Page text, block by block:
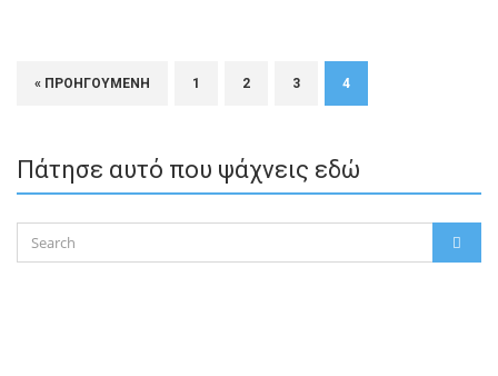
« ΠΡΟΗΓΟΎΜΕΝΗ 1 2 3 4
Πάτησε αυτό που ψάχνεις εδώ
Search
for: